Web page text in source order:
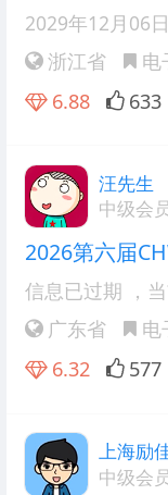
2029年12月06
浙江省
电
6.88
633
汪先生
中级会
2026第六届
信息已过期 ，
广东省
电
6.32
577
上海励
中级会